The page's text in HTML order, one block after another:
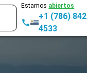
Estamos abiertos
+1 (786) 842
4533